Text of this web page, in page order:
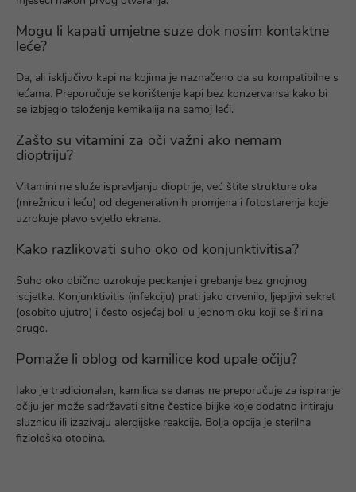
Mogu li kapati umjetne suze dok nosim kontaktne
leće?
Da, ali isključivo kapi na kojima je naznačeno da su kompatibilne s
lećama. Preporučuje se korištenje kapi bez konzervansa kako bi
se izbjeglo taloženje kemikalija na samoj leći.
Zašto su vitamini za oči važni ako nemam
dioptriju?
Vitamini ne služe ispravljanju dioptrije, već štite strukture oka
(mrežnicu i leću) od degenerativnih promjena i fotostarenja koje
uzrokuje plavo svjetlo ekrana.
Kako razlikovati suho oko od konjunktivitisa?
Suho oko obično uzrokuje peckanje i grebanje bez gnojnog
iscjetka. Konjunktivitis (infekciju) prati jako crvenilo, ljepljivi sekret
(osobito ujutro) i često osjećaj boli u jednom oku koji se širi na
drugo.
Pomaže li oblog od kamilice kod upale očiju?
Iako je tradicionalan, kamilica se danas ne preporučuje za ispiranje
očiju jer može sadržavati sitne čestice biljke koje dodatno iritiraju
sluznicu ili izazivaju alergijske reakcije. Bolja opcija je sterilna
fiziološka otopina.